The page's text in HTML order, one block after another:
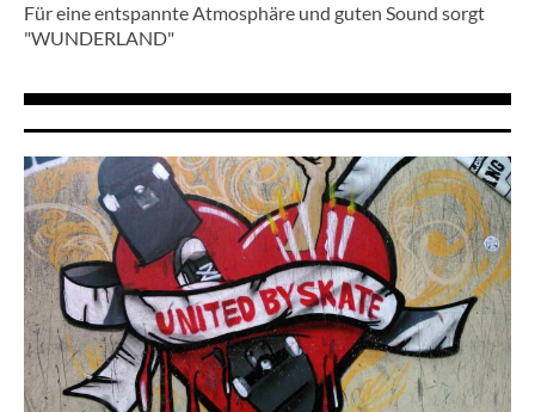
Für eine entspannte Atmosphäre und guten Sound sorgt
"WUNDERLAND"